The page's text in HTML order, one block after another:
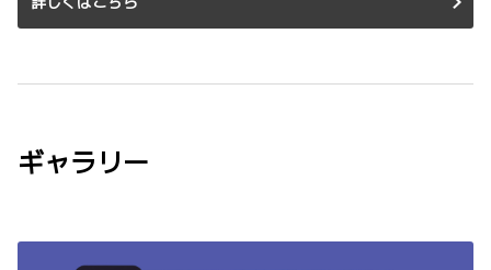
ギャラリー